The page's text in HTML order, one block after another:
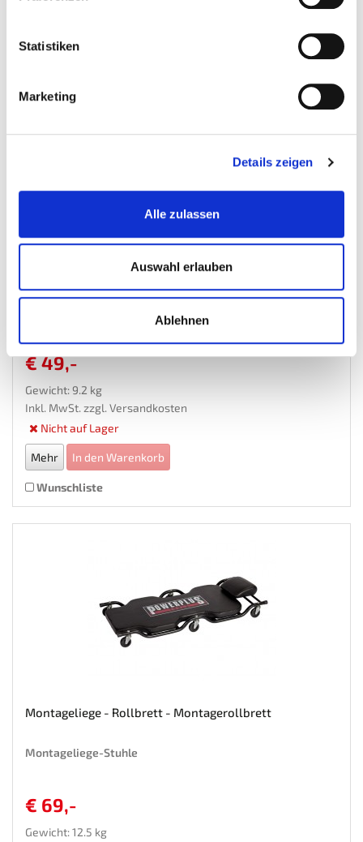
Statistiken
Marketing
Details zeigen
Alle zulassen
Auswahl erlauben
Ablehnen
Wunschliste
Montageliege Rollbrett 103 x 46 cm.
€ 49,-
Gewicht: 9.2 kg
Inkl. MwSt. zzgl. Versandkosten
Nicht auf Lager
Mehr In den Warenkorb
Wunschliste
Montageliege - Rollbrett - Montagerollbrett
Montageliege-Stuhle
€ 69,-
Gewicht: 12.5 kg